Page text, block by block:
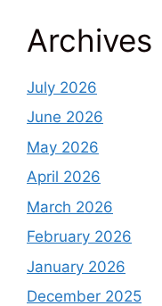
Archives
July 2026
June 2026
May 2026
April 2026
March 2026
February 2026
January 2026
December 2025